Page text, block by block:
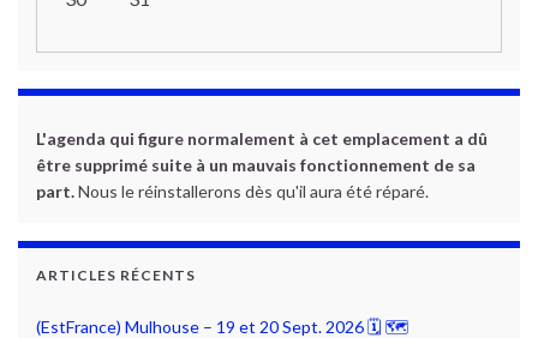
L'agenda qui figure normalement à cet emplacement a dû
être supprimé suite à un mauvais fonctionnement de sa
part.Nous le réinstallerons dès qu'il aura été réparé.
ARTICLES RÉCENTS
(EstFrance) Mulhouse – 19 et 20 Sept. 2026 🗓 🗺